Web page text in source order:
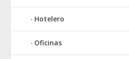
Hotelero
Oficinas